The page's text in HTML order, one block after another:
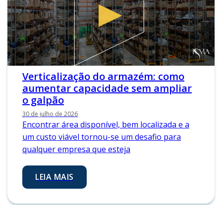
Verticalização do armazém: como
aumentar capacidade sem ampliar
o galpão
30 de julho de 2026
Encontrar área disponível, bem localizada e a
um custo viável tornou-se um desafio para
qualquer empresa que esteja
LEIA MAIS